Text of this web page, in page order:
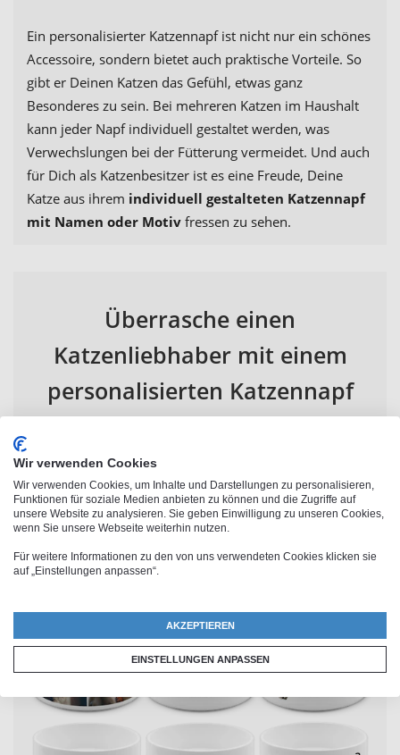
Ein personalisierter Katzennapf ist nicht nur ein schönes
Accessoire, sondern bietet auch praktische Vorteile. So
gibt er Deinen Katzen das Gefühl, etwas ganz
Besonderes zu sein. Bei mehreren Katzen im Haushalt
kann jeder Napf individuell gestaltet werden, was
Verwechslungen bei der Fütterung vermeidet. Und auch
für Dich als Katzenbesitzer ist es eine Freude, Deine
Katze aus ihrem individuell gestalteten Katzennapf
mit Namen oder Motiv fressen zu sehen.
Überrasche einen
Katzenliebhaber mit einem
personalisierten Katzennapf
für einen Katzenfreund? Ein
Katzennapfist eine ausgefallene und liebevolle
Geschenkidee, die garantiert gut ankommt. Egal, ob
zum Geburtstag, zu Weihnachten oder einfach nur so –
mit einem personalisierten Katzennapf bereitest Du
jedem Katzenliebhaber eine große Freude.
Wir verwenden Cookies
Wir verwenden Cookies, um Inhalte und Darstellungen zu personalisieren,
Funktionen für soziale Medien anbieten zu können und die Zugriffe auf
unsere Website zu analysieren. Sie geben Einwilligung zu unseren Cookies,
wenn Sie unsere Webseite weiterhin nutzen.
Für weitere Informationen zu den von uns verwendeten Cookies klicken sie
auf „Einstellungen anpassen“.
AKZEPTIEREN
EINSTELLUNGEN ANPASSEN